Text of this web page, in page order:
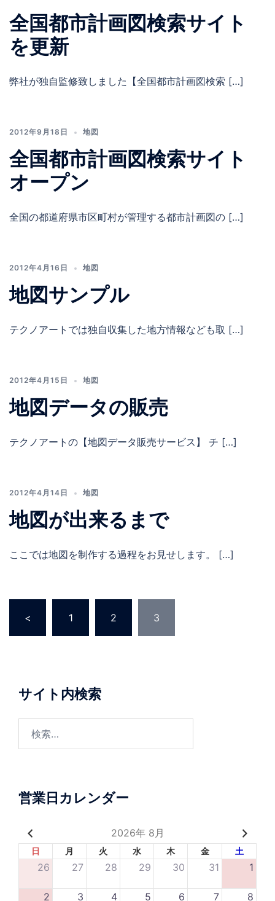
全国都市計画図検索サイト
を更新
弊社が独自監修致しました【全国都市計画図検索 […]
2012年9月18日 地図
全国都市計画図検索サイト
オープン
全国の都道府県市区町村が管理する都市計画図の […]
2012年4月16日 地図
地図サンプル
テクノアートでは独自収集した地方情報なども取 […]
2012年4月15日 地図
地図データの販売
テクノアートの【地図データ販売サービス】 チ […]
2012年4月14日 地図
地図が出来るまで
ここでは地図を制作する過程をお見せします。 […]
の
ジ
< 1 2 3
サイト内検索
営業日カレンダー
2026年 8月
日 月 火 水 木 金 土
26 27 28 29 30 31 1
2 3 4 5 6 7 8